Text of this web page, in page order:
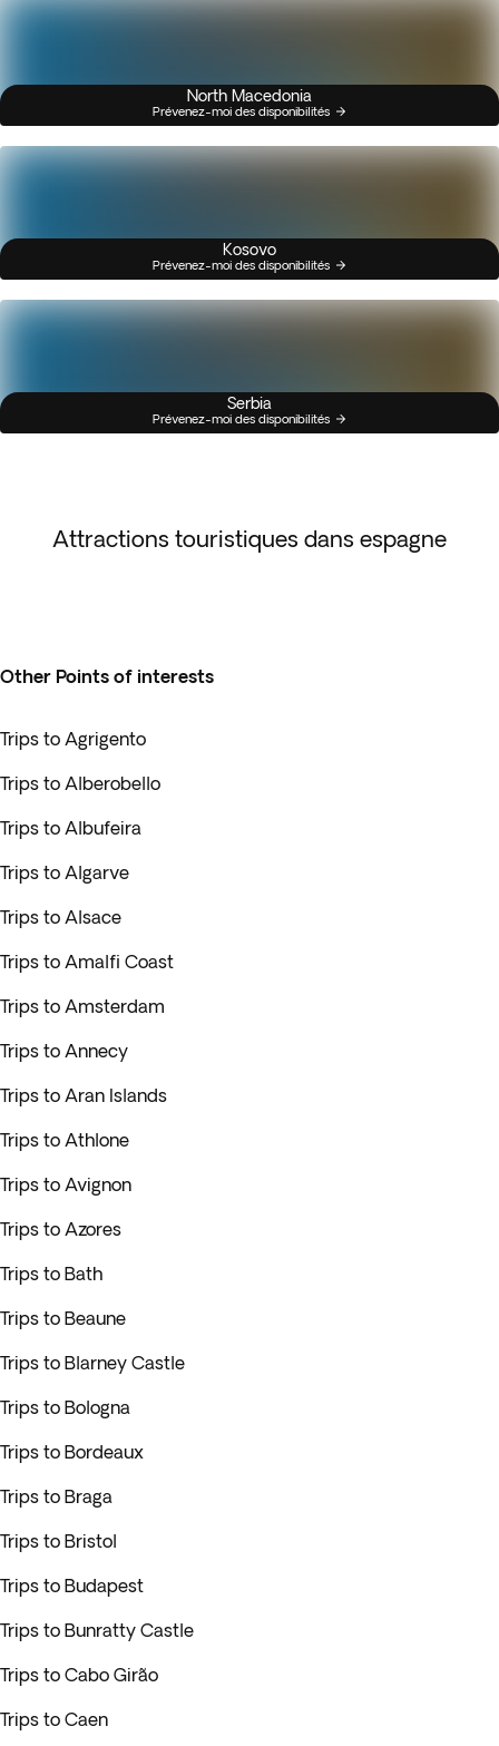
North Macedonia
Prévenez-moi des disponibilités
Kosovo
Prévenez-moi des disponibilités
Serbia
Prévenez-moi des disponibilités
Attractions touristiques dans espagne
Other Points of interests
Trips to Agrigento
Trips to Alberobello
Trips to Albufeira
Trips to Algarve
Trips to Alsace
Trips to Amalfi Coast
Trips to Amsterdam
Trips to Annecy
Trips to Aran Islands
Trips to Athlone
Trips to Avignon
Trips to Azores
Trips to Bath
Trips to Beaune
Trips to Blarney Castle
Trips to Bologna
Trips to Bordeaux
Trips to Braga
Trips to Bristol
Trips to Budapest
Trips to Bunratty Castle
Trips to Cabo Girão
Trips to Caen